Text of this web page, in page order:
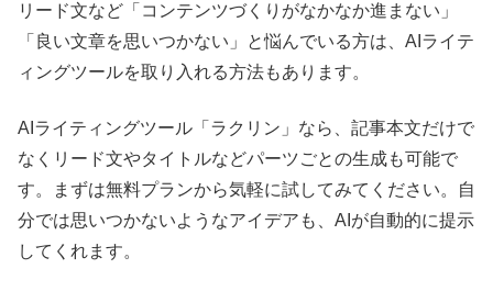
リード文など「コンテンツづくりがなかなか進まない」
「良い文章を思いつかない」と悩んでいる方は、AIライテ
ィングツールを取り入れる方法もあります。
AIライティングツール「ラクリン」なら、記事本文だけで
なくリード文やタイトルなどパーツごとの生成も可能で
す。まずは無料プランから気軽に試してみてください。自
分では思いつかないようなアイデアも、AIが自動的に提示
してくれます。